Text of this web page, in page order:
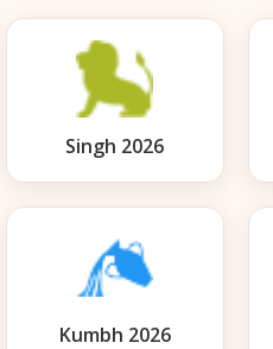
Singh 2026
Kumbh 2026